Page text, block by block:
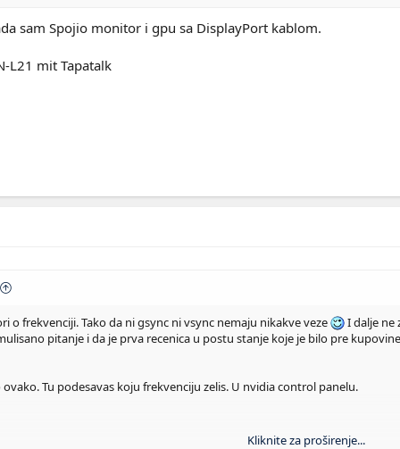
sam Spojio monitor i gpu sa DisplayPort kablom.
L21 mit Tapatalk
o frekvenciji. Tako da ni gsync ni vsync nemaju nikakve veze
I dalje ne
pitanje i da je prva recenica u postu stanje koje je bilo pre
Tu podesavas koju frekvenciju zelis. U nvidia control panelu.
Kliknite za proširenje...